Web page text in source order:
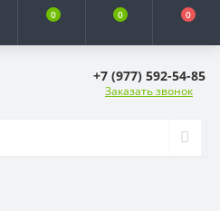
0 0 0
+7 (977) 592-54-85
Заказать звонок